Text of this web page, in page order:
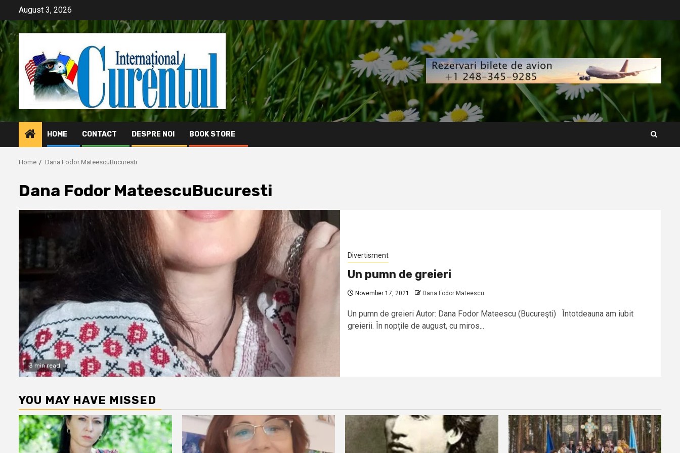
content
August 3, 2026
HOME CONTACT DESPRE NOI BOOK STORE
Home Dana Fodor MateescuBucuresti
Dana Fodor MateescuBucuresti
3 min read
Divertisment
Un pumn de greieri
November 17, 2021 Dana Fodor Mateescu
Un pumn de greieri Autor: Dana Fodor Mateescu (Bucureşti) Întotdeauna am iubit
greierii. În nopțile de august, cu miros...
YOU MAY HAVE MISSED